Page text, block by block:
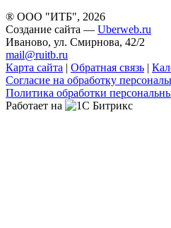
® ООО "ИТБ", 2026
Создание сайта — Uberweb.ru
Иваново, ул. Смирнова, 42/2
mail@ruitb.ru
Карта сайта | Обратная связь |
Согласие на обработку
Политика обработки
Работает на